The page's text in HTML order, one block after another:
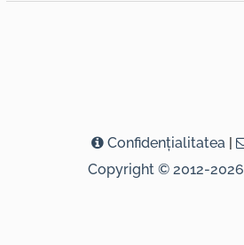
Confidenţialitatea |
Copyright © 2012-2026